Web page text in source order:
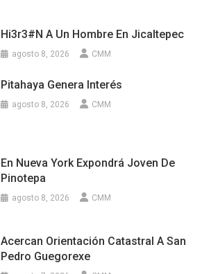
Hi3r3#n A Un Hombre En Jicaltepec
agosto 8, 2026 CMM
Pitahaya Genera Interés
agosto 8, 2026 CMM
En Nueva York Expondrá Joven De
Pinotepa
agosto 8, 2026 CMM
Acercan Orientación Catastral A San
Pedro Guegorexe